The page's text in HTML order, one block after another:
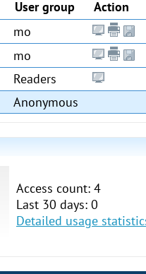
User group
Action
mo
mo
Readers
Anonymous
Access count: 4
Last 30 days: 0
Detailed usage